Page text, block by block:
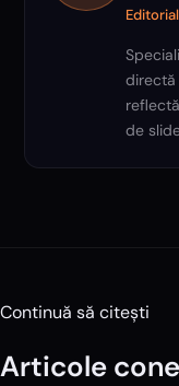
Editorial
de
Continuă să citești
Articole